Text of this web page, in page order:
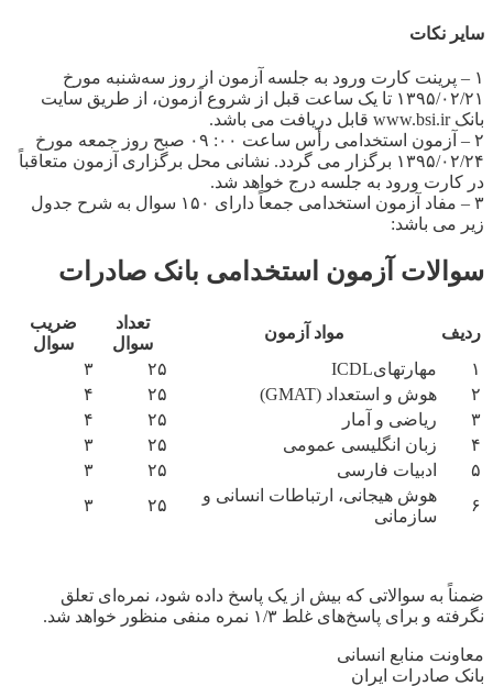
سایر نکات
۱ – پرینت کارت ورود به جلسه آزمون از روز سه‌شنبه مورخ
۱۳۹۵/۰۲/۲۱ تا یک ساعت قبل از شروع آزمون، از طریق سایت
بانک www.bsi.ir قابل دریافت می باشد.
۲ – آزمون استخدامی رأس ساعت ۰۰: ۰۹ صبح روز جمعه مورخ
۱۳۹۵/۰۲/۲۴ برگزار می گردد. نشانی محل برگزاری آزمون متعاقباً
در کارت ورود به جلسه درج خواهد شد.
۳ – مفاد آزمون استخدامی جمعاً دارای ۱۵۰ سوال به شرح جدول
زیر می باشد:
سوالات آزمون استخدامی بانک صادرات
ردیف مواد آزمون
تعداد
سوال
ضریب
سوال
۱
مهارتهایICDL ۲۵
۳
۲
هوش و استعداد (GMAT) ۲۵
۴
۳
ریاضی و آمار ۲۵
۴
۴
زبان انگلیسی عمومی ۲۵
۳
۵
ادبیات فارسی ۲۵
۳
۶
هوش هیجانی، ارتباطات انسانی و
سازمانی
۲۵ ۳
ضمناً ‌به سوالاتی که بیش از یک پاسخ داده شود، نمره‌ای تعلق
نگرفته و برای پاسخ‌های غلط ۱/۳ نمره‌ منفی منظور خواهد شد.
معاونت منابع انسانی
بانک صادرات ایران